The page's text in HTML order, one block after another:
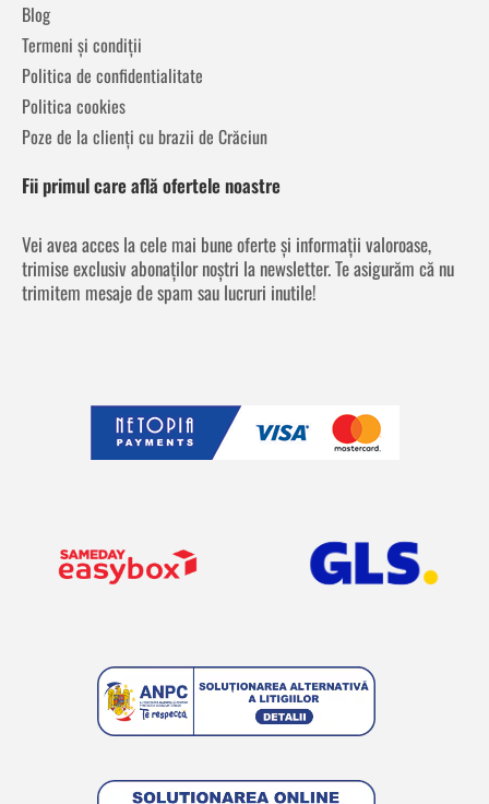
Blog
Termeni și condiții
Politica de confidentialitate
Politica cookies
Poze de la clienți cu brazii de Crăciun
Fii primul care află ofertele noastre
Vei avea acces la cele mai bune oferte și informații valoroase,
trimise exclusiv abonaților noștri la newsletter. Te asigurăm că nu
trimitem mesaje de spam sau lucruri inutile!